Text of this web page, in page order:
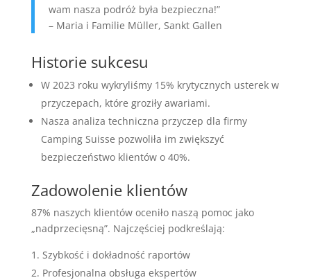
wam nasza podróż była bezpieczna!”
– Maria i Familie Müller, Sankt Gallen
Historie sukcesu
W 2023 roku wykryliśmy 15% krytycznych usterek w
przyczepach, które groziły awariami.
Nasza analiza techniczna przyczep dla firmy
Camping Suisse pozwoliła im zwiększyć
bezpieczeństwo klientów o 40%.
Zadowolenie klientów
87% naszych klientów oceniło naszą pomoc jako
„nadprzecięsną”. Najczęściej podkreślają:
Szybkość i dokładność raportów
Profesjonalna obsługa ekspertów